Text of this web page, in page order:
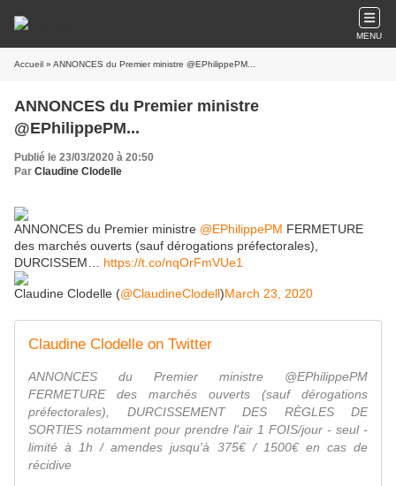
MENU
Accueil » ANNONCES du Premier ministre @EPhilippePM...
ANNONCES du Premier ministre
@EPhilippePM...
Publié le 23/03/2020 à 20:50
Par Claudine Clodelle
ANNONCES du Premier ministre @EPhilippePM FERMETURE
des marchés ouverts (sauf dérogations préfectorales),
DURCISSEM… https://t.co/nqOrFmVUe1
Claudine Clodelle (@ClaudineClodell)March 23, 2020
Claudine Clodelle on Twitter
ANNONCES du Premier ministre @EPhilippePM
FERMETURE des marchés ouverts (sauf dérogations
préfectorales), DURCISSEMENT DES RÈGLES DE
SORTIES notamment pour prendre l'air 1 FOIS/jour - seul -
limité à 1h / amendes jusqu'à 375€ / 1500€ en cas de
récidive